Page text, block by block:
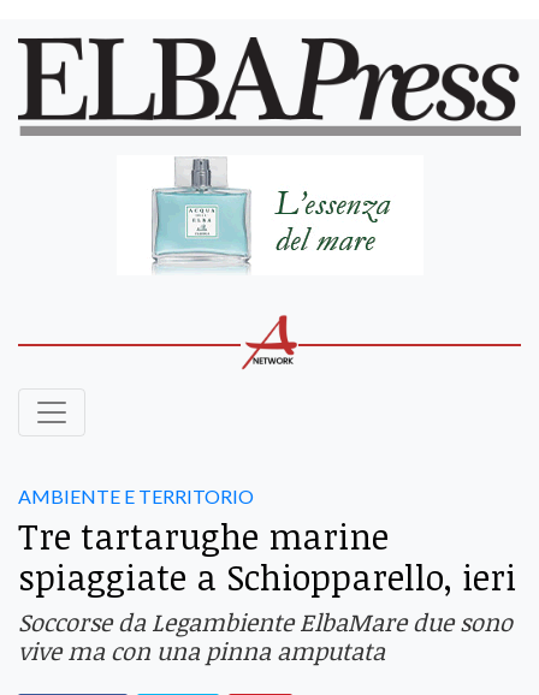
AMBIENTE E TERRITORIO
Tre tartarughe marine
spiaggiate a Schiopparello, ieri
Soccorse da Legambiente ElbaMare due sono
vive ma con una pinna amputata